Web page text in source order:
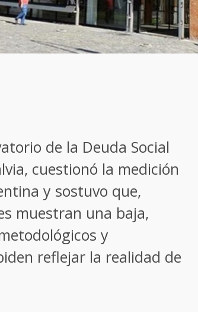
de la Deuda Social
cuestionó la medición
y sostuvo que,
muestran una baja,
y
reflejar la realidad de